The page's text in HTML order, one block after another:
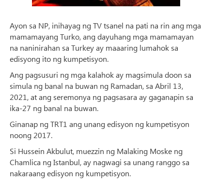
Ayon sa NP, inihayag ng TV tsanel na pati na rin ang mga
mamamayang Turko, ang dayuhang mga mamamayan
na naninirahan sa Turkey ay maaaring lumahok sa
edisyong ito ng kumpetisyon.
Ang pagsusuri ng mga kalahok ay magsimula doon sa
simula ng banal na buwan ng Ramadan, sa Abril 13,
2021, at ang seremonya ng pagsasara ay gaganapin sa
ika-27 ng banal na buwan.
Ginanap ng TRT1 ang unang edisyon ng kumpetisyon
noong 2017.
Si Hussein Akbulut, muezzin ng Malaking Moske ng
Chamlica ng Istanbul, ay nagwagi sa unang ranggo sa
nakaraang edisyon ng kumpetisyon.